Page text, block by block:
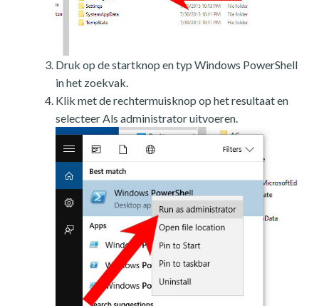
Druk op de startknop en typ Windows PowerShell
in het zoekvak.
Klik met de rechtermuisknop op het resultaat en
selecteer Als administrator uitvoeren.